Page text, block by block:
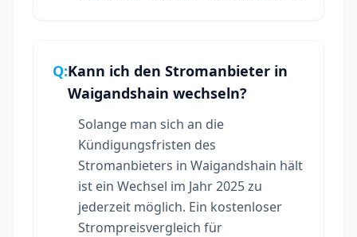
Q:Kann ich den Stromanbieter in
Waigandshain wechseln?
Solange man sich an die
Kündigungsfristen des
Stromanbieters in Waigandshain hält
ist ein Wechsel im Jahr 2025 zu
jederzeit möglich. Ein kostenloser
Strompreisvergleich für